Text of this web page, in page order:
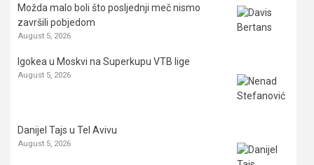
Možda malo boli što posljednji meč nismo
završili pobjedom
August 5, 2026
Igokea u Moskvi na Superkupu VTB lige
August 5, 2026
Danijel Tajs u Tel Avivu
August 5, 2026